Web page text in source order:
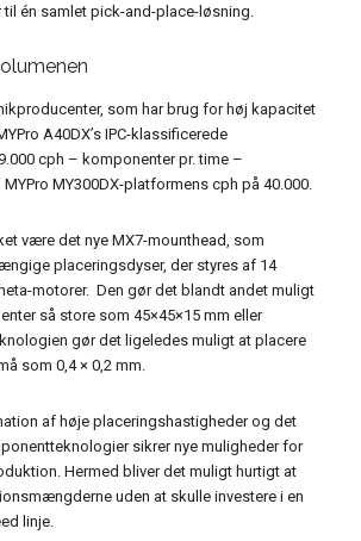
til én samlet pick-and-place-løsning.
som har brug for høj kapacitet
A40DX’s IPC-klassificerede
cph – komponenter pr. time –
MY300DX-platformens cph på 40.000.
være det nye MX7-mounthead, som
placeringsdyser, der styres af 14
motorer. Den gør det blandt andet muligt
så store som 45×45×15 mm eller
gør det ligeledes muligt at placere
som 0,4 × 0,2 mm.
af høje placeringshastigheder og det
sikrer nye muligheder for
Hermed bliver det muligt hurtigt at
uden at skulle investere i en
linje.